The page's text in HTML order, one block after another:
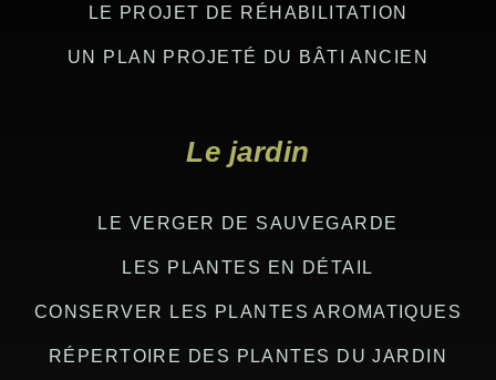
LE PROJET DE RÉHABILITATION
UN PLAN PROJETÉ DU BÂTI ANCIEN
Le jardin
LE VERGER DE SAUVEGARDE
LES PLANTES EN DÉTAIL
CONSERVER LES PLANTES AROMATIQUES
RÉPERTOIRE DES PLANTES DU JARDIN